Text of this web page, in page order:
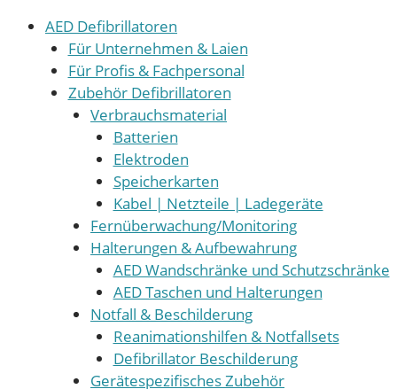
AED Defibrillatoren
Für Unternehmen & Laien
Für Profis & Fachpersonal
Zubehör Defibrillatoren
Verbrauchsmaterial
Batterien
Elektroden
Speicherkarten
Kabel | Netzteile | Ladegeräte
Fernüberwachung/Monitoring
Halterungen & Aufbewahrung
AED Wandschränke und Schutzschränke
AED Taschen und Halterungen
Notfall & Beschilderung
Reanimationshilfen & Notfallsets
Defibrillator Beschilderung
Gerätespezifisches Zubehör